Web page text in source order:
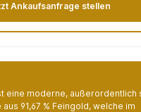
Ankaufsanfrage stellen
eine moderne, außerordentlich
91,67 % Feingold, welche im